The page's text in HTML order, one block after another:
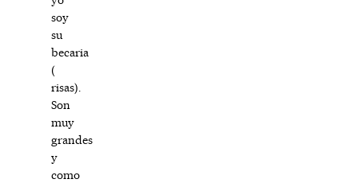
soy
su
becaria
(
risas).
Son
muy
grandes
y
como